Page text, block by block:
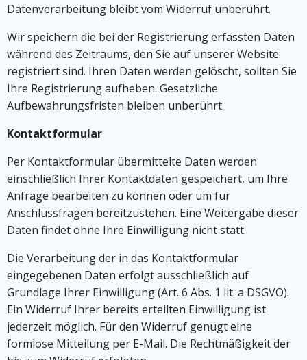
Datenverarbeitung bleibt vom Widerruf unberührt.
Wir speichern die bei der Registrierung erfassten Daten
während des Zeitraums, den Sie auf unserer Website
registriert sind. Ihren Daten werden gelöscht, sollten Sie
Ihre Registrierung aufheben. Gesetzliche
Aufbewahrungsfristen bleiben unberührt.
Kontaktformular
Per Kontaktformular übermittelte Daten werden
einschließlich Ihrer Kontaktdaten gespeichert, um Ihre
Anfrage bearbeiten zu können oder um für
Anschlussfragen bereitzustehen. Eine Weitergabe dieser
Daten findet ohne Ihre Einwilligung nicht statt.
Die Verarbeitung der in das Kontaktformular
eingegebenen Daten erfolgt ausschließlich auf
Grundlage Ihrer Einwilligung (Art. 6 Abs. 1 lit. a DSGVO).
Ein Widerruf Ihrer bereits erteilten Einwilligung ist
jederzeit möglich. Für den Widerruf genügt eine
formlose Mitteilung per E-Mail. Die Rechtmäßigkeit der